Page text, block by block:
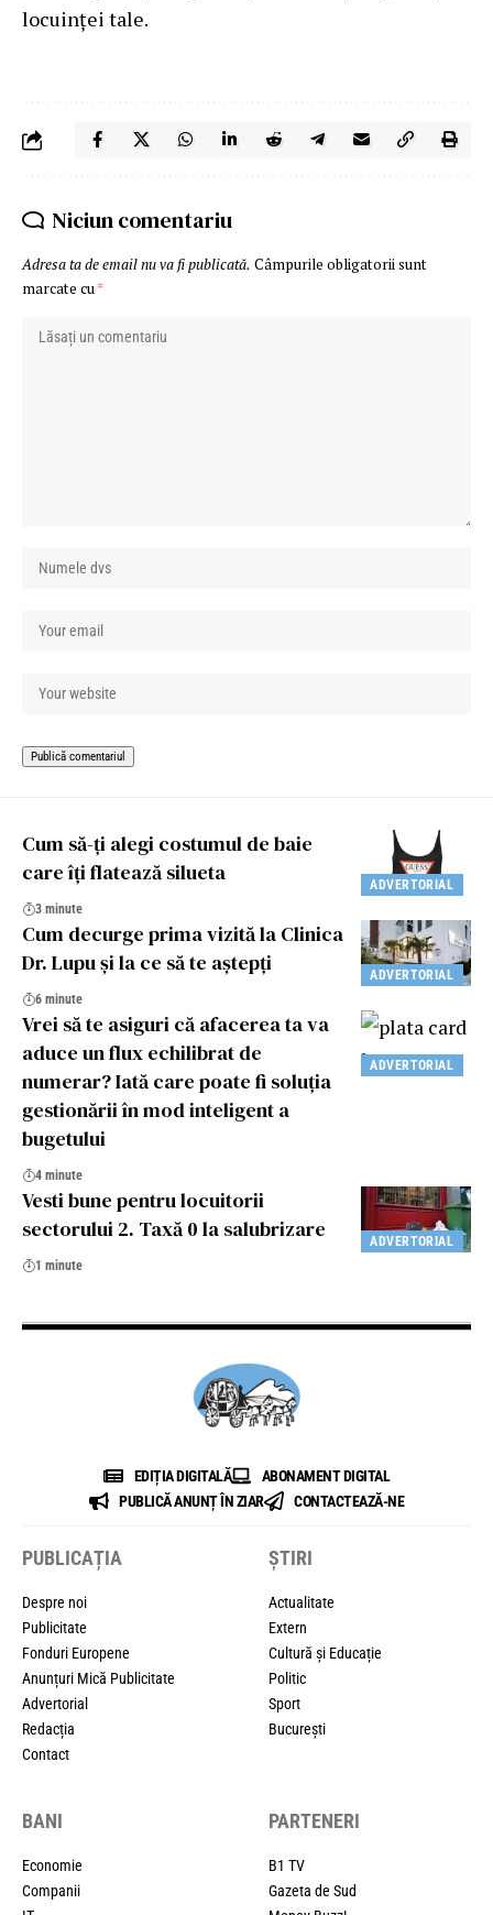
locuinței tale.
Niciun comentariu
Adresa ta de email nu va fi publicată. Câmpurile obligatorii sunt
marcate cu *
ADVERTORIAL
Cum să-ți alegi costumul de baie
care îți flatează silueta
3 minute
ADVERTORIAL
Cum decurge prima vizită la Clinica
Dr. Lupu și la ce să te aștepți
6 minute
ADVERTORIAL
Vrei să te asiguri că afacerea ta va
aduce un flux echilibrat de
numerar? Iată care poate fi soluția
gestionării în mod inteligent a
bugetului
4 minute
ADVERTORIAL
Vesti bune pentru locuitorii
sectorului 2. Taxă 0 la salubrizare
1 minute
EDIȚIA DIGITALĂ
ABONAMENT DIGITAL
PUBLICĂ ANUNȚ ÎN ZIAR
CONTACTEAZĂ-NE
PUBLICAȚIA
Despre noi
Publicitate
Fonduri Europene
Anunțuri Mică Publicitate
Advertorial
Redacția
Contact
ȘTIRI
Actualitate
Extern
Cultură și Educație
Politic
Sport
București
BANI
Economie
Companii
PARTENERI
B1 TV
Gazeta de Sud